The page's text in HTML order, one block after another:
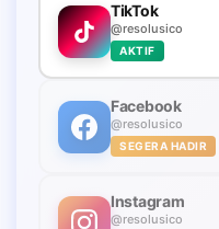
TikTok
@resolusico
AKTIF
Facebook
@resolusico
SEGERA HADIR
Instagram
@resolusico